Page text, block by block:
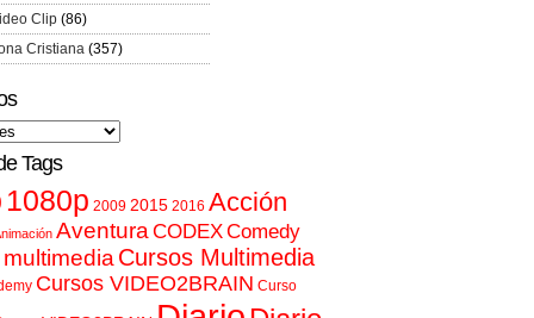
Clip (86)
Cristiana (357)
Tags
1080p 2009 2015 2016 Acción
AventuraCODEXComedy
Cursos Multimedia
Cursos VIDEO2BRAIN Curso